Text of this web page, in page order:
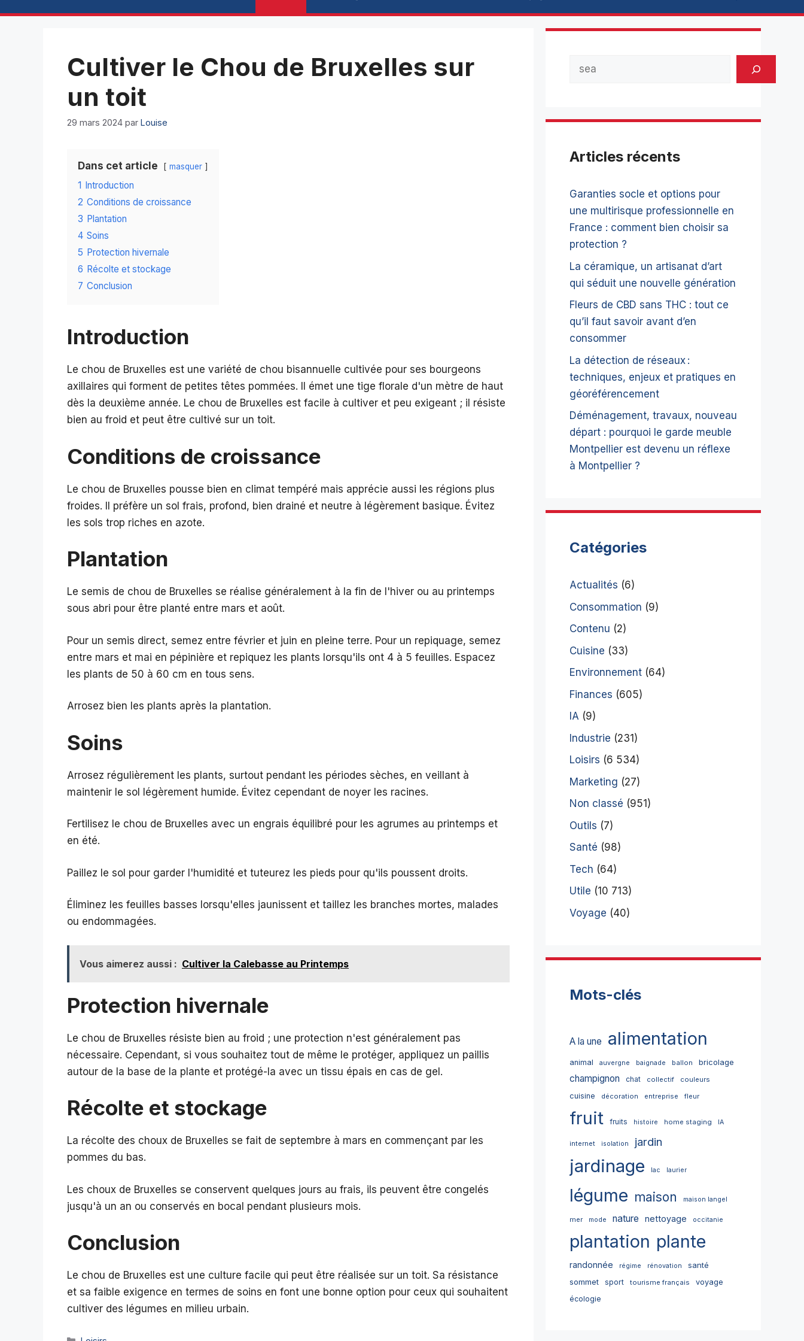
Cultiver le Chou de Bruxelles sur
un toit
29 mars 2024 par Louise
Dans cet article masquer
1
Introduction
2 Conditions de croissance
3 Plantation
4 Soins
5 Protection hivernale
6 Récolte et stockage
7 Conclusion
Introduction
Le chou de Bruxelles est une variété de chou bisannuelle cultivée pour ses bourgeons
axillaires qui forment de petites têtes pommées. Il émet une tige florale d'un mètre de haut
dès la deuxième année. Le chou de Bruxelles est facile à cultiver et peu exigeant ; il résiste
bien au froid et peut être cultivé sur un toit.
Conditions de croissance
Le chou de Bruxelles pousse bien en climat tempéré mais apprécie aussi les régions plus
froides. Il préfère un sol frais, profond, bien drainé et neutre à légèrement basique. Évitez
les sols trop riches en azote.
Plantation
Le semis de chou de Bruxelles se réalise généralement à la fin de l'hiver ou au printemps
sous abri pour être planté entre mars et août.
Pour un semis direct, semez entre février et juin en pleine terre. Pour un repiquage, semez
entre mars et mai en pépinière et repiquez les plants lorsqu'ils ont 4 à 5 feuilles. Espacez
les plants de 50 à 60 cm en tous sens.
Arrosez bien les plants après la plantation.
Soins
Arrosez régulièrement les plants, surtout pendant les périodes sèches, en veillant à
maintenir le sol légèrement humide. Évitez cependant de noyer les racines.
Fertilisez le chou de Bruxelles avec un engrais équilibré pour les agrumes au printemps et
en été.
Paillez le sol pour garder l'humidité et tuteurez les pieds pour qu'ils poussent droits.
Éliminez les feuilles basses lorsqu'elles jaunissent et taillez les branches mortes, malades
ou endommagées.
Vous aimerez aussi : Cultiver la Calebasse au Printemps
Protection hivernale
Le chou de Bruxelles résiste bien au froid ; une protection n'est généralement pas
nécessaire. Cependant, si vous souhaitez tout de même le protéger, appliquez un paillis
autour de la base de la plante et protégé-la avec un tissu épais en cas de gel.
Récolte et stockage
La récolte des choux de Bruxelles se fait de septembre à mars en commençant par les
pommes du bas.
Les choux de Bruxelles se conservent quelques jours au frais, ils peuvent être congelés
jusqu'à un an ou conservés en bocal pendant plusieurs mois.
Conclusion
Le chou de Bruxelles est une culture facile qui peut être réalisée sur un toit. Sa résistance
et sa faible exigence en termes de soins en font une bonne option pour ceux qui souhaitent
cultiver des légumes en milieu urbain.
Articles récents
Garanties socle et options pour
une multirisque professionnelle en
France : comment bien choisir sa
protection ?
La céramique, un artisanat d’art
qui séduit une nouvelle génération
Fleurs de CBD sans THC : tout ce
qu’il faut savoir avant d’en
consommer
La détection de réseaux :
techniques, enjeux et pratiques en
géoréférencement
Déménagement, travaux, nouveau
départ : pourquoi le garde meuble
Montpellier est devenu un réflexe
à Montpellier ?
Catégories
Actualités (6)
Consommation (9)
Contenu (2)
Cuisine (33)
Environnement (64)
Finances (605)
IA (9)
Industrie (231)
Loisirs (6 534)
Marketing (27)
Non classé (951)
Outils (7)
Santé (98)
Tech (64)
Utile (10 713)
Voyage (40)
Mots-clés
A la une alimentation
animal auvergne baignade ballon bricolage
champignon chat collectif couleurs
cuisine décoration entreprise fleur
fruit fruits histoire home staging IA
internet isolation jardin
jardinage lac laurier
légume maison maison langel
mer mode nature nettoyage occitanie
plantation plante
randonnée régime rénovation
santé
sommet
sport tourisme français
voyage
écologie